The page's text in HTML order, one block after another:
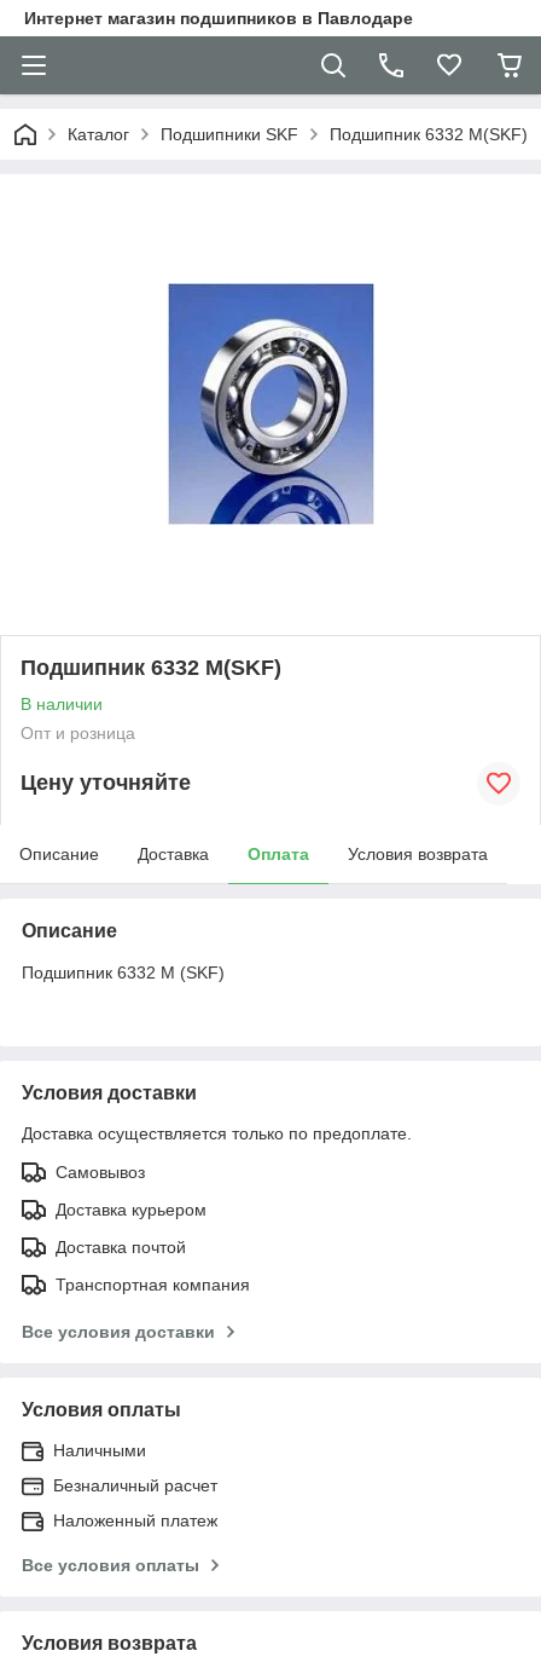
Интернет магазин подшипников в Павлодаре
Каталог Подшипники SKF Подшипник 6332 M(SKF)
Подшипник 6332 M(SKF)
В наличии
Опт и розница
Цену уточняйте
Описание Доставка Оплата Условия возврата
Описание
Подшипник 6332 M (SKF)
Условия доставки
Доставка осуществляется только по предоплате.
Самовывоз
Доставка курьером
Доставка почтой
Транспортная компания
Все условия доставки
Условия оплаты
Наличными
Безналичный расчет
Наложенный платеж
Все условия оплаты
Условия возврата